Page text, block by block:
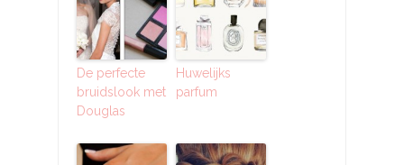
De perfecte
bruidslook met
Douglas
Huwelijks
parfum